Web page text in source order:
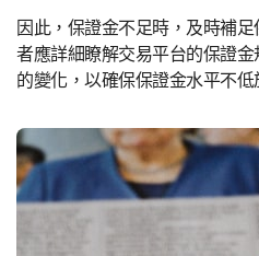
因此，保證金不足時，及時補
者應詳細瞭解交易平台的保證
的變化，以確保保證金水平不低